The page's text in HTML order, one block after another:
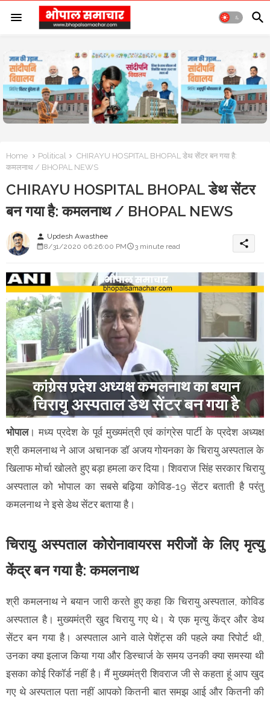
Home Political
CHIRAYU HOSPITAL BHOPAL डेथ सेंटर बन गया है:
कमलनाथ / BHOPAL NEWS
CHIRAYU HOSPITAL BHOPAL डेथ सेंटर
बन गया है: कमलनाथ / BHOPAL NEWS
person Updesh Awasthee
8/31/2020 06:26:00 PM
3 minute read share
भोपाल। मध्य प्रदेश के पूर्व मुख्यमंत्री एवं कांग्रेस पार्टी के प्रदेश अध्यक्ष
श्री कमलनाथ ने आज अचानक डॉ अजय गोयनका के चिरायु अस्पताल के
खिलाफ मोर्चा खोलते हुए बड़ा हमला कर दिया। शिवराज सिंह सरकार चिरायु
अस्पताल को भोपाल का सबसे बढ़िया कोविड-19 सेंटर बताती है परंतु
कमलनाथ ने इसे डेथ सेंटर बताया है।
चिरायु अस्पताल कोरोनावायरस मरीजों के लिए मृत्यु
केंद्र बन गया है: कमलनाथ
श्री कमलनाथ ने बयान जारी करते हुए कहा कि चिरायु अस्पताल, कोविड
अस्पताल है। मुख्यमंत्री खुद चिरायु गए थे। ये एक मृत्यु केंद्र और डेथ
सेंटर बन गया है। अस्पताल आने वाले पेशेंट्स की पहले क्या रिपोर्ट थी,
उनका क्या इलाज किया गया और डिस्चार्ज के समय उनकी क्या समस्या थी
इसका कोई रिकॉर्ड नहीं है। मैं मुख्यमंत्री शिवराज जी से कहता हूं आप खुद
गए थे अस्पताल पता नहीं आपको कितनी बात समझ आई और कितनी की